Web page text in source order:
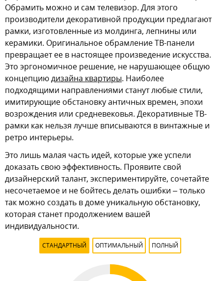
Обрамить можно и сам телевизор. Для этого
производители декоративной продукции предлагают
рамки, изготовленные из молдинга, лепнины или
керамики. Оригинальное обрамление ТВ-панели
превращает ее в настоящее произведение искусства.
Это эргономичное решение, не нарушающее общую
концепциюдизайна квартиры. Наиболее
подходящими направлениями станут любые стили,
имитирующие обстановку античных времен, эпохи
возрождения или средневековья. Декоративные ТВ-
рамки как нельзя лучше вписываются в винтажные и
ретро интерьеры.
Это лишь малая часть идей, которые уже успели
доказать свою эффективность. Проявите свой
дизайнерский талант, экспериментируйте, сочетайте
несочетаемое и не бойтесь делать ошибки – только
так можно создать в доме уникальную обстановку,
которая станет продолжением вашей
индивидуальности.
СТАНДАРТНЫЙ ОПТИМАЛЬНЫЙ ПОЛНЫЙ